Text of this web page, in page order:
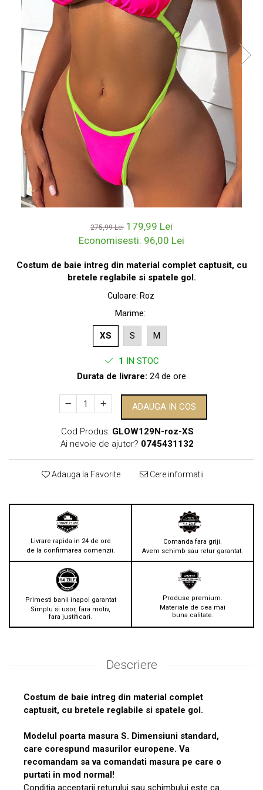
275,99 Lei 179,99 Lei
Economisesti: 96,00 Lei
Costum de baie intreg din material complet captusit, cu
bretele reglabile si spatele gol.
Culoare: Roz
Marime:
XS S M
1 IN STOC
Durata de livrare: 24 de ore
ADAUGA IN COS
Cod Produs: GLOW129N-roz-XS
Ai nevoie de ajutor? 0745431132
Adauga la Favorite Cere informatii
Livrare rapida in 24 de ore
de la confirmarea comenzii.
Comanda fara griji.
Avem schimb sau retur garantat.
Primesti banii inapoi garantat
Simplu si usor, fara motiv,
fara justificari.
Produse premium.
Materiale de cea mai
buna calitate.
Descriere
Costum de baie intreg din material complet
captusit, cu bretele reglabile si spatele gol.
Modelul poarta masura S. Dimensiuni standard,
care corespund masurilor europene. Va
recomandam sa va comandati masura pe care o
purtati in mod normal!
Conditia acceptarii returului sau schimbului este ca